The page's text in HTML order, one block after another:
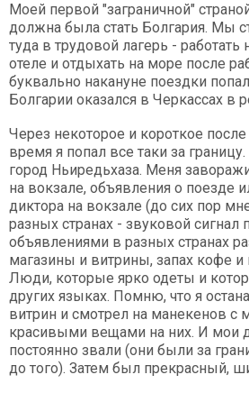
Моей первой "заграничной"
должна была стать Болгария. Мы
туда в трудовой лагерь - работать
отеле и отдыхать на море после
буквально накануне поездки
Болгарии оказался в Черкассах в
Через некоторое и короткое
время я попал все таки за
город Ньиредьхаза. Меня
на вокзале, объявления о поезде
диктора на вокзале (до сих пор
разных странах - звуковой сигнал
объявлениями в разных странах
магазины и витрины, запах кофе и
Люди, которые ярко одеты и
других языках. Помню, что я
витрин и смотрел на манекенов с
красивыми вещами на них. И мои
постоянно звали (они были за
до того). Затем был прекрасный,